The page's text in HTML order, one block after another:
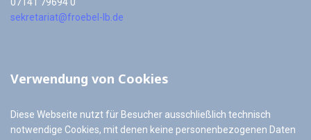
sekretariat@froebel-lb.de
Verwendung von Cookies
Diese Webseite nutzt für Besucher ausschließlich technisch
notwendige Cookies, mit denen keine personenbezogenen Daten